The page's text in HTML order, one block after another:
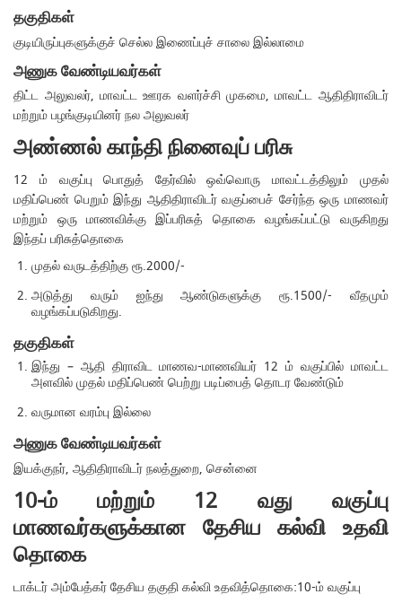
தகுதிகள்
குடியிருப்புகளுக்குச் செல்ல இணைப்புச் சாலை இல்லாமை
அணுக வேண்டியவர்கள்
திட்ட அலுவலர், மாவட்ட ஊரக வளர்ச்சி முகமை, மாவட்ட ஆதிதிராவிடர்
மற்றும் பழங்குடியினர் நல அலுவலர்
அண்ணல் காந்தி நினைவுப் பரிசு
12 ம் வகுப்பு பொதுத் தேர்வில் ஒவ்வொரு மாவட்டத்திலும் முதல்
மதிப்பெண் பெறும் இந்து ஆதிதிராவிடர் வகுப்பைச் சேர்ந்த ஒரு மாணவர்
மற்றும் ஒரு மாணவிக்கு இப்பரிசுத் தொகை வழங்கப்பட்டு வருகிறது
இந்தப் பரிசுத்தொகை
முதல் வருடத்திற்கு ரூ.2000/-
அடுத்து வரும் ஐந்து ஆண்டுகளுக்கு ரூ.1500/- வீதமும்
வழங்கப்படுகிறது.
தகுதிகள்
இந்து – ஆதி திராவிட மாணவ-மாணவியர் 12 ம் வகுப்பில் மாவட்ட
அளவில் முதல் மதிப்பெண் பெற்று படிப்பைத் தொடர வேண்டும்
வருமான வரம்பு இல்லை
அணுக வேண்டியவர்கள்
இயக்குநர், ஆதிதிராவிடர் நலத்துறை, சென்னை
10-ம் மற்றும் 12 வது வகுப்பு
மாணவர்களுக்கான தேசிய கல்வி உதவி
தொகை
டாக்டர் அம்பேத்கர் தேசிய தகுதி கல்வி உதவித்தொகை:10-ம் வகுப்பு